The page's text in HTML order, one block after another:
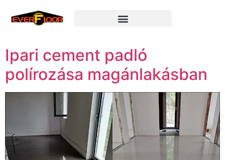
Ipari cement padló
polírozása magánlakásban